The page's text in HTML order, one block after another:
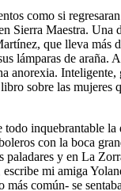
como si
Maestra. Una
que lleva más
lámparas de
anorexia.
sobre las mujeres
todo inquebrantable
con la boca
y en La
mi amiga
común- se